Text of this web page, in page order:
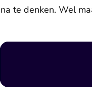
na te denken. Wel